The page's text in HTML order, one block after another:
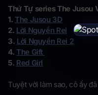
Thứ Tự series The Jusou
1. The Jusou 3D
2. Lời Nguyền Rei
3. Lời Nguyền Rei 2
4. The Gift
5. Red Girl
Tuyệt vời làm sao, cô ấy